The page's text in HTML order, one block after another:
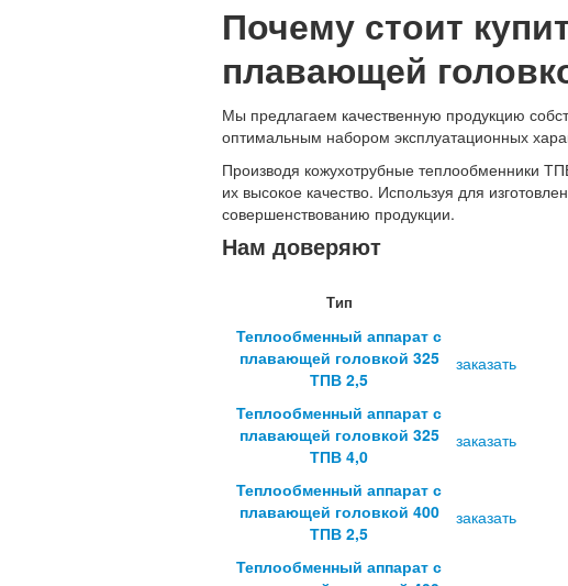
Почему стоит
плавающей
Мы предлагаем качественную продукцию
оптимальным набором эксплуатационных
Производя кожухотрубные теплообменники
их высокое качество. Используя для
совершенствованию продукции.
Нам доверяют
Тип
Теплообменный аппарат с
плавающей головкой 325
ТПВ 2,5
заказать
Теплообменный аппарат с
плавающей головкой 325
ТПВ 4,0
заказать
Теплообменный аппарат с
плавающей головкой 400
ТПВ 2,5
заказать
Теплообменный аппарат с